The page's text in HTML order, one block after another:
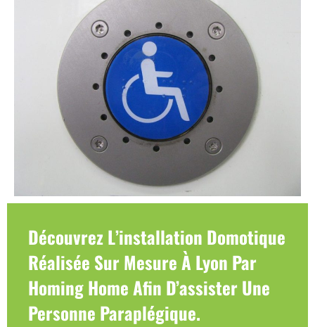
Découvrez L’installation Domotique
Réalisée Sur Mesure À Lyon Par
Homing Home Afin D’assister Une
Personne Paraplégique.